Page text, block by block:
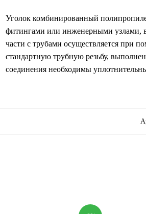
Уголок комбинированный
фитингами или инженерными узлами,
части с трубами осуществляется при
стандартную трубную резьбу,
соединения необходимы